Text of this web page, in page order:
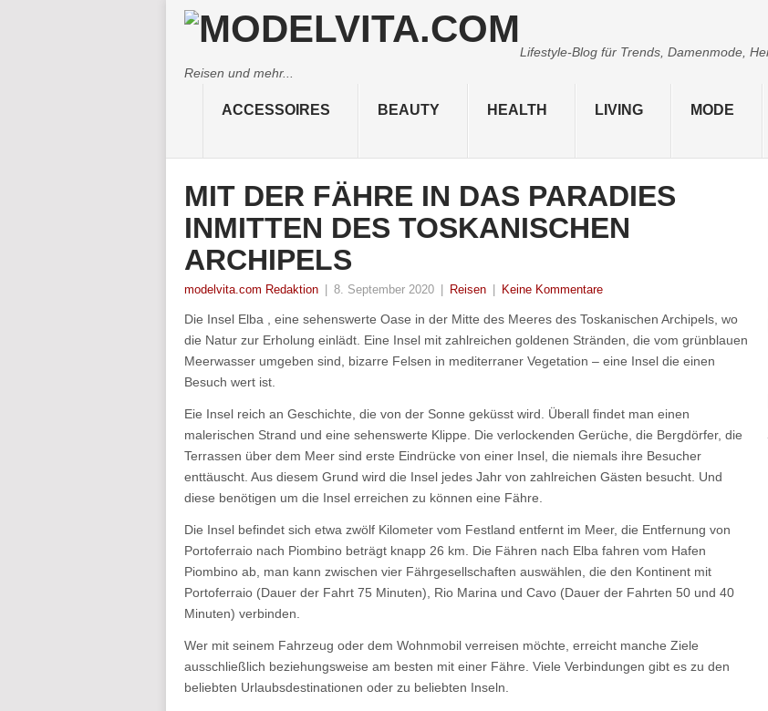
Lifestyle-Blog für Trends, Damenmode,
Reisen und mehr...
ACCESSOIRES BEAUTY HEALTH LIVING MODE
MIT DER FÄHRE IN DAS PARADIES
INMITTEN DES TOSKANISCHEN
ARCHIPELS
modelvita.com Redaktion 8. September 2020 Reisen Keine Kommentare
Die Insel Elba , eine sehenswerte Oase in der Mitte des Meeres des Toskanischen Archipels, wo
die Natur zur Erholung einlädt. Eine Insel mit zahlreichen goldenen Stränden, die vom grünblauen
Meerwasser umgeben sind, bizarre Felsen in mediterraner Vegetation – eine Insel die einen
Besuch wert ist.
Eie Insel reich an Geschichte, die von der Sonne geküsst wird. Überall findet man einen
malerischen Strand und eine sehenswerte Klippe. Die verlockenden Gerüche, die Bergdörfer, die
Terrassen über dem Meer sind erste Eindrücke von einer Insel, die niemals ihre Besucher
enttäuscht. Aus diesem Grund wird die Insel jedes Jahr von zahlreichen Gästen besucht. Und
diese benötigen um die Insel erreichen zu können eine Fähre.
Die Insel befindet sich etwa zwölf Kilometer vom Festland entfernt im Meer, die Entfernung von
Portoferraio nach Piombino beträgt knapp 26 km. Die Fähren nach Elba fahren vom Hafen
Piombino ab, man kann zwischen vier Fährgesellschaften auswählen, die den Kontinent mit
Portoferraio (Dauer der Fahrt 75 Minuten), Rio Marina und Cavo (Dauer der Fahrten 50 und 40
Minuten) verbinden.
Wer mit seinem Fahrzeug oder dem Wohnmobil verreisen möchte, erreicht manche Ziele
ausschließlich beziehungsweise am besten mit einer Fähre. Viele Verbindungen gibt es zu den
beliebten Urlaubsdestinationen oder zu beliebten Inseln.